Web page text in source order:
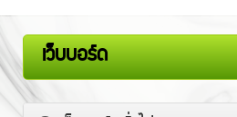
เว็บบอร์ด